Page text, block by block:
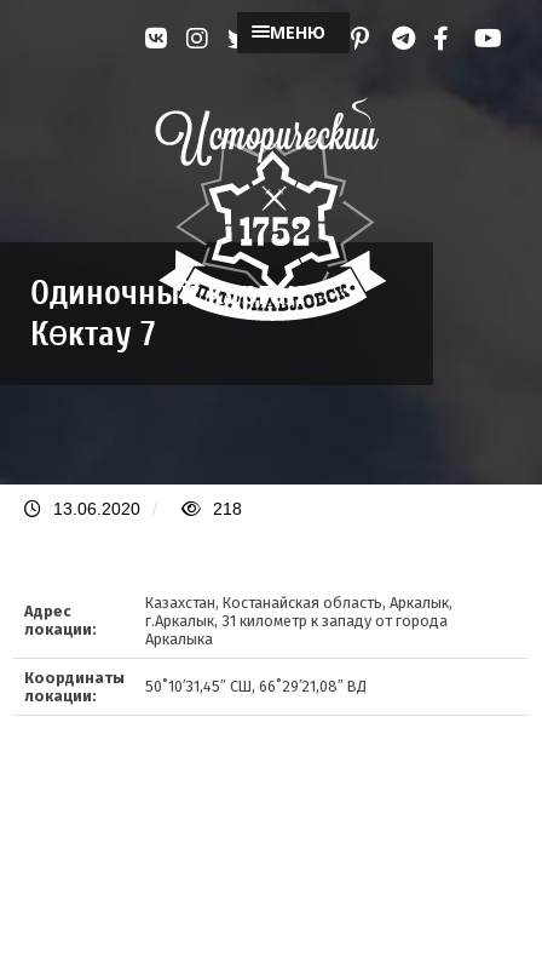
МЕНЮ
Одиночный курган
Көктау 7
13.06.2020 / 218
Адрес
локации:
Казахстан, Костанайская область, Аркалык,
г.Аркалык, 31 километр к западу от города
Аркалыка
Координаты
локации:
50˚10′31,45″ СШ, 66˚29′21,08″ ВД